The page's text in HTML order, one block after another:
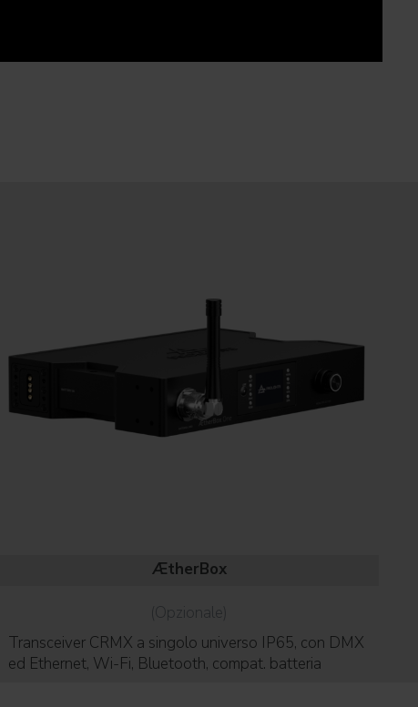
ÆtherBox
(Opzionale)
Transceiver CRMX a singolo universo IP65, con DMX
ed Ethernet, Wi-Fi, Bluetooth, compat. batteria